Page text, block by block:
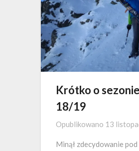
Krótko o
18/19
Opublikowano 13
Minął zdecydowanie